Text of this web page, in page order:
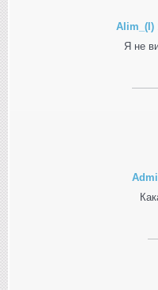
Alim_(I)
Я не